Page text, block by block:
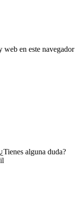
en este navegador
alguna duda?